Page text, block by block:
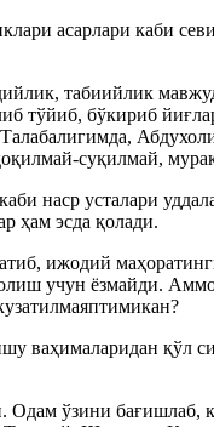
асарлари каби
табиийлик
тўйиб, бўкириб
суқилмай,
наср усталари
ҳам эсда қолади.
ижодий
учун ёзмайди.
қўл
Одам ўзини